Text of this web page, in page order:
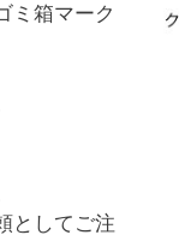
ミ箱マーク
としてご注